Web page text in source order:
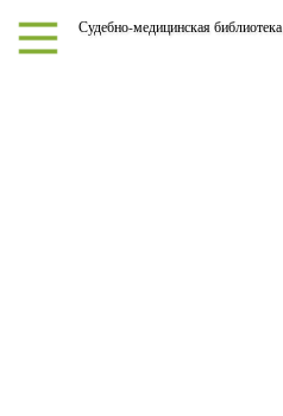
Судебно-медицинская библиотека